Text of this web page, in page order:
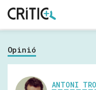
Cerca
Inicia sessió
Opinió
ANTONI